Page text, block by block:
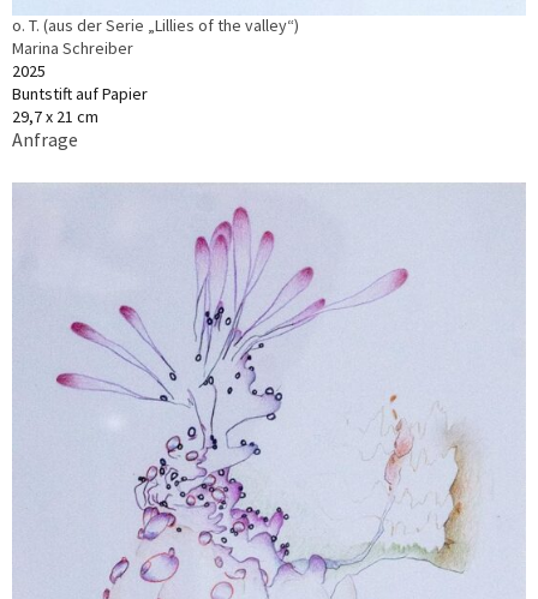
o. T. (aus der Serie „Lillies of the valley“)
Marina Schreiber
2025
Buntstift auf Papier
29,7 x 21 cm
Anfrage